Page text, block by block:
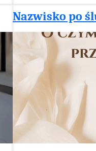
Nazwisko po